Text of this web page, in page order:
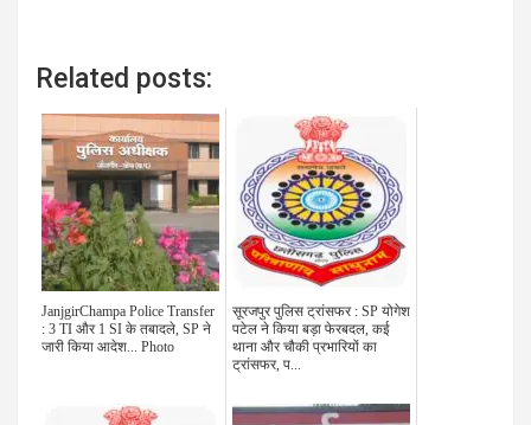
Related posts:
JanjgirChampa Police Transfer
: 3 TI और 1 SI के तबादले, SP ने
जारी किया आदेश... Photo
सूरजपुर पुलिस ट्रांसफर : SP योगेश
पटेल ने किया बड़ा फेरबदल, कई
थाना और चौकी प्रभारियों का
ट्रांसफर, प...